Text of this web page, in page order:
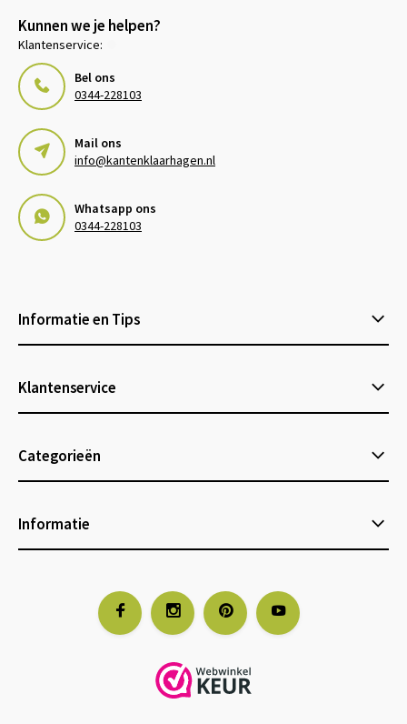
Kunnen we je helpen?
Klantenservice:
Bel ons
0344-228103
Mail ons
info@kantenklaarhagen.nl
Whatsapp ons
0344-228103
Informatie en Tips
Klantenservice
Categorieën
Informatie